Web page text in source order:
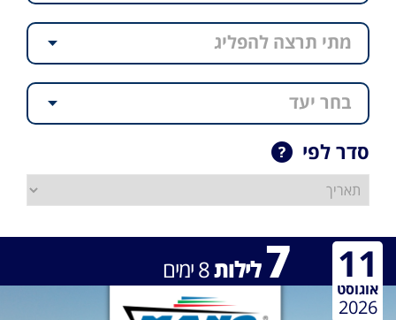
מתי תרצה להפליג
בחר יעד
סדר לפי
7 לילות8ימים 11
אוגוסט
2026